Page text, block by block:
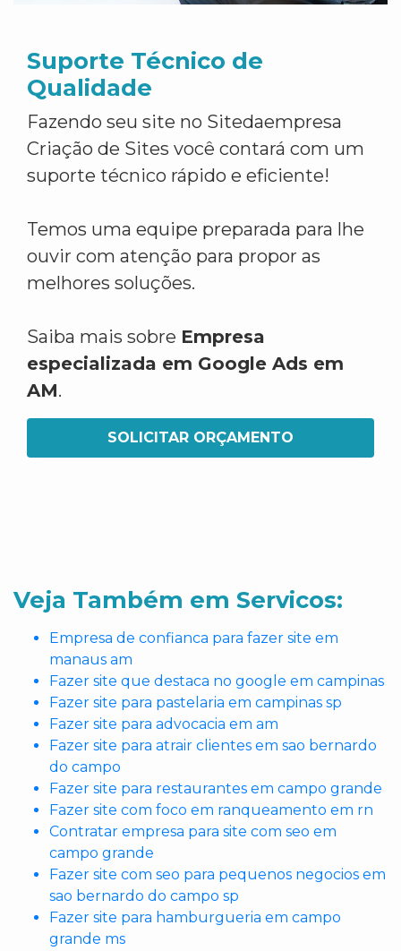
Suporte Técnico de
Qualidade
Fazendo seu site no Sitedaempresa
Criação de Sites você contará com um
suporte técnico rápido e eficiente!
Temos uma equipe preparada para lhe
ouvir com atenção para propor as
melhores soluções.
Saiba mais sobre Empresa
especializada em Google Ads em
AM.
SOLICITAR ORÇAMENTO
Veja Também em Servicos:
Empresa de confianca para fazer site em
manaus am
Fazer site que destaca no google em campinas
Fazer site para pastelaria em campinas sp
Fazer site para advocacia em am
Fazer site para atrair clientes em sao bernardo
do campo
Fazer site para restaurantes em campo grande
Fazer site com foco em ranqueamento em rn
Contratar empresa para site com seo em
campo grande
Fazer site com seo para pequenos negocios em
sao bernardo do campo sp
Fazer site para hamburgueria em campo
grande ms